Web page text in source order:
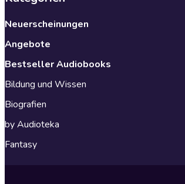
Neuerscheinungen
Angebote
Bestseller Audiobooks
Bildung und Wissen
Biografien
by Audioteka
Fantasy